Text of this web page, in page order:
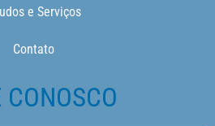
e Serviços
Contato
CONOSCO